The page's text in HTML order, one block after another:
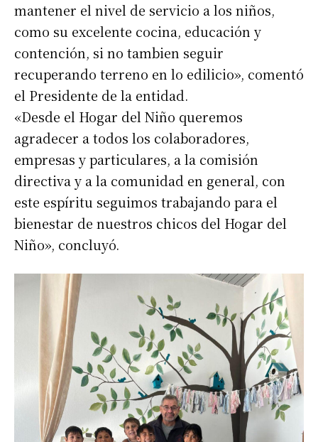
mantener el nivel de servicio a los niños,
como su excelente cocina, educación y
contención, si no tambien seguir
recuperando terreno en lo edilicio», comentó
el Presidente de la entidad.
«Desde el Hogar del Niño queremos
agradecer a todos los colaboradores,
empresas y particulares, a la comisión
directiva y a la comunidad en general, con
este espíritu seguimos trabajando para el
bienestar de nuestros chicos del Hogar del
Niño», concluyó.